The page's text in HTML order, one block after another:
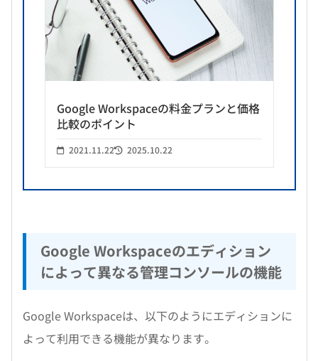
Google Workspaceの料金プランと価格
比較のポイント
2021.11.22 2025.10.22
Google Workspaceのエディション
によって異なる管理コンソールの機能
Google Workspaceは、以下のようにエディションに
よって利用できる機能が異なります。